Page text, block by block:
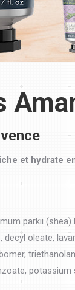
et hydrate
parkii
oleate,
potassium